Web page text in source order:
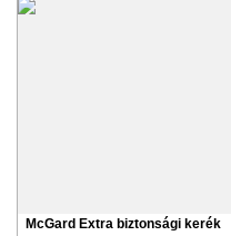
McGard Extra biztonsági kerék